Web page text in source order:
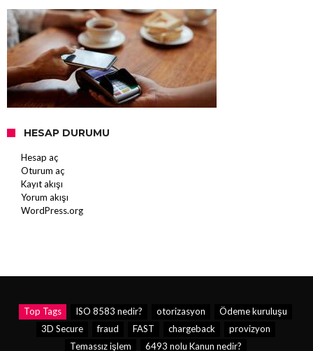
HESAP DURUMU
Hesap aç
Oturum aç
Kayıt akışı
Yorum akışı
WordPress.org
Top Tags ISO 8583 nedir? otorizasyon
Ödeme kuruluşu
3D Secure
fraud FAST chargeback
provizyon
Temassız işlem
6493 nolu Kanun nedir?